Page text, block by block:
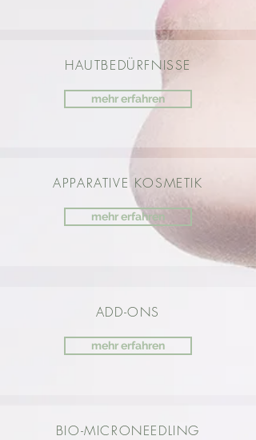
HAUTBEDÜRFNISSE
mehr erfahren
APPARATIVE KOSMETIK
mehr erfahren
ADD-ONS
mehr erfahren
BIO-MICRONEEDLING